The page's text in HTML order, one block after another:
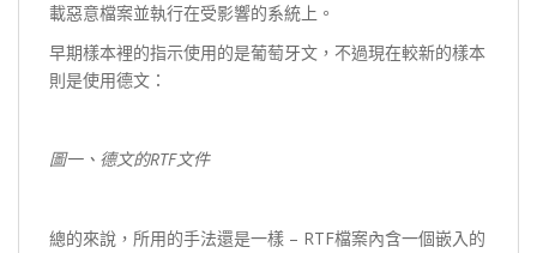
載惡意檔案並執行在受影響的系統上。
早期樣本裡的指示使用的是葡萄牙文，不過現在較新的樣本
則是使用德文：
圖一、德文的RTF文件
總的來說，所用的手法還是一樣 – RTF檔案內含一個嵌入的